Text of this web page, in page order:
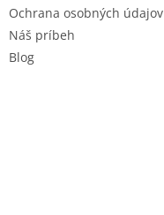
Ochrana osobných údajov
Náš príbeh
Blog